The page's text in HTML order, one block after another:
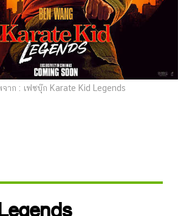
าก : เฟซบุ๊ก Karate Kid Legends